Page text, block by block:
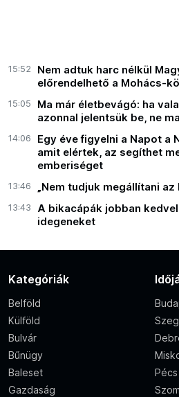
15:52
Nem adtuk harc nélkül
előrendelhető a Mohács-
15:05
Ma már életbevágó: ha
azonnal jelentsük be, ne
14:06
Egy éve figyelni a Napot a
amit elértek, az segíthet
emberiséget
13:46 „Nem tudjuk megállítani az
13:43
A bikacápák jobban
idegeneket
Kategóriák
Belföld
Külföld
Bulvár
Bűnügy
Baleset
Gazdaság